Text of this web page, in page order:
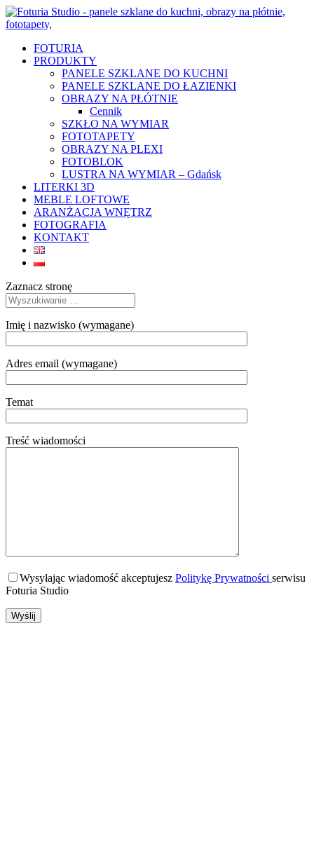
FOTURIA
PRODUKTY
PANELE SZKLANE DO KUCHNI
PANELE SZKLANE DO ŁAZIENKI
OBRAZY NA PŁÓTNIE
Cennik
SZKŁO NA WYMIAR
FOTOTAPETY
OBRAZY NA PLEXI
FOTOBLOK
LUSTRA NA WYMIAR – Gdańsk
LITERKI 3D
MEBLE LOFTOWE
ARANŻACJA WNĘTRZ
FOTOGRAFIA
KONTAKT
Zaznacz stronę
Imię i nazwisko (wymagane)
Adres email (wymagane)
Temat
Treść wiadomości
Wysyłając wiadomość akceptujesz Politykę Prywatności serwisu
Foturia Studio